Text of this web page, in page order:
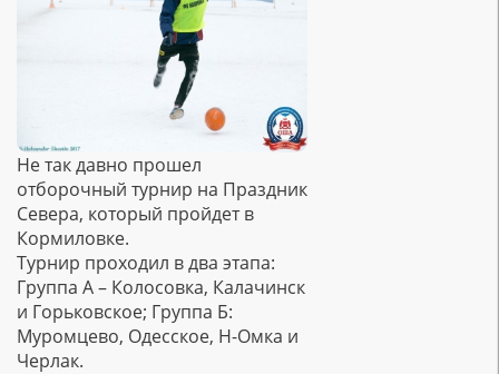
Не так давно прошел
отборочный турнир на Праздник
Севера, который пройдет в
Кормиловке.
Турнир проходил в два этапа:
Группа А – Колосовка, Калачинск
и Горьковское; Группа Б:
Муромцево, Одесское, Н-Омка и
Черлак.